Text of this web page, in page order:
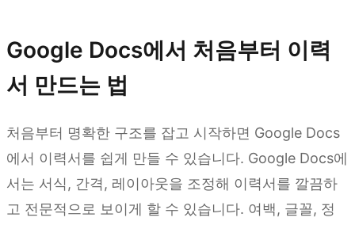
Google Docs에서 처음부터 이력
서 만드는 법
처음부터 명확한 구조를 잡고 시작하면 Google Docs
에서 이력서를 쉽게 만들 수 있습니다. Google Docs에
서는 서식, 간격, 레이아웃을 조정해 이력서를 깔끔하
고 전문적으로 보이게 할 수 있습니다. 여백, 글꼴, 정